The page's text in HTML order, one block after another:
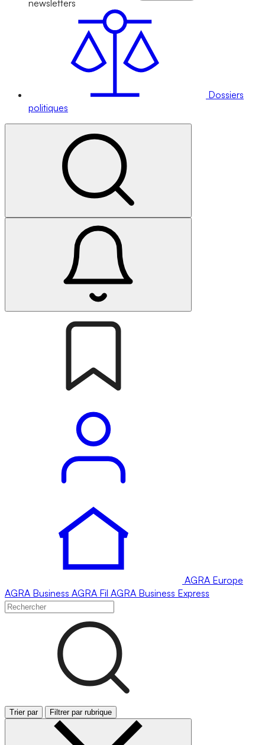
newsletters
Dossiers
politiques
AGRA Europe
AGRA Business AGRA Fil AGRA Business Express
Trier par Filtrer par rubrique